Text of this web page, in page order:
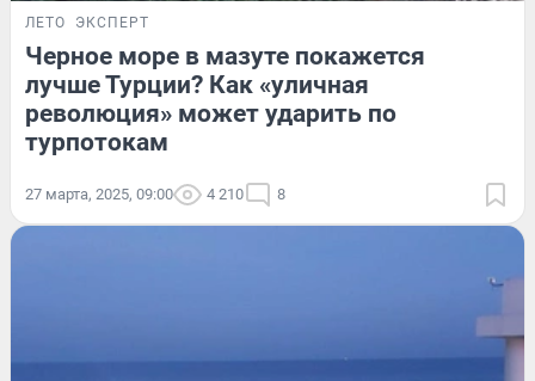
ЛЕТО ЭКСПЕРТ
Черное море в мазуте покажется
лучше Турции? Как «уличная
революция» может ударить по
турпотокам
27 марта, 2025, 09:00 4 210 8